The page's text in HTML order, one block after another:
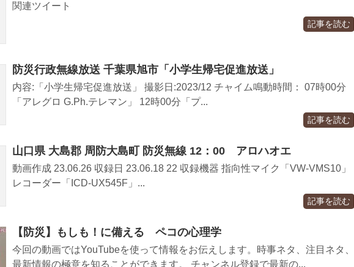
関連ツイート
記事を読む
防災行政無線放送 千葉県旭市「小学生帰宅促進放送」
内容:「小学生帰宅促進放送」 撮影日:2023/12 チャイム鳴動時間： 07時00分
「アレグロ G.Ph.テレマン」 12時00分「プ...
記事を読む
山口県 大島郡 周防大島町 防災無線 12：00 アロハオエ
動画作成 23.06.26 収録日 23.06.18 22 収録機器 指向性マイク「VW-VMS10」
レコーダー「ICD-UX545F」...
記事を読む
【防災】もしも！に備える ペコの心理学
今回の動画ではYouTubeを使って情報をお伝えします。時事ネタ、注目ネタ、
最新情報の極意を知ることができます。 チャンネル登録で最新の...